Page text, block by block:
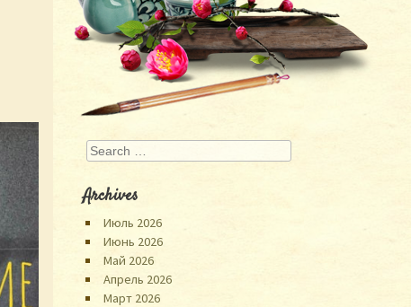
Search
Archives
Июль 2026
Июнь 2026
Май 2026
Апрель 2026
Март 2026